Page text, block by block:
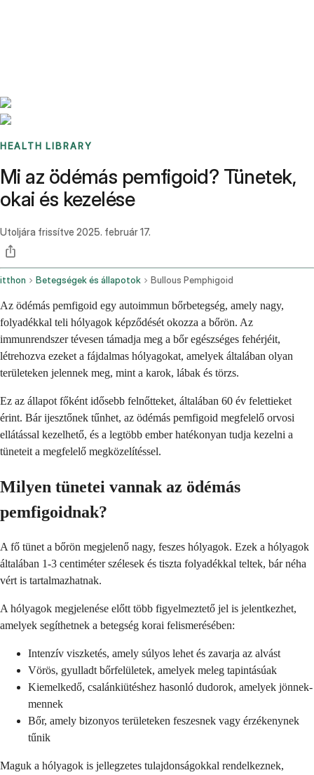
HEALTH LIBRARY
Mi az ödémás pemfigoid? Tünetek,
okai és kezelése
Utoljára frissítve 2025. február 17.
itthon Betegségek és állapotok Bullous Pemphigoid
Az ödémás pemfigoid egy autoimmun bőrbetegség, amely nagy,
folyadékkal teli hólyagok képződését okozza a bőrön. Az
immunrendszer tévesen támadja meg a bőr egészséges fehérjéit,
létrehozva ezeket a fájdalmas hólyagokat, amelyek általában olyan
területeken jelennek meg, mint a karok, lábak és törzs.
Ez az állapot főként idősebb felnőtteket, általában 60 év felettieket
érint. Bár ijesztőnek tűnhet, az ödémás pemfigoid megfelelő orvosi
ellátással kezelhető, és a legtöbb ember hatékonyan tudja kezelni a
tüneteit a megfelelő megközelítéssel.
Milyen tünetei vannak az ödémás
pemfigoidnak?
A fő tünet a bőrön megjelenő nagy, feszes hólyagok. Ezek a hólyagok
általában 1-3 centiméter szélesek és tiszta folyadékkal teltek, bár néha
vért is tartalmazhatnak.
A hólyagok megjelenése előtt több figyelmeztető jel is jelentkezhet,
amelyek segíthetnek a betegség korai felismerésében:
Intenzív viszketés, amely súlyos lehet és zavarja az alvást
Vörös, gyulladt bőrfelületek, amelyek meleg tapintásúak
Kiemelkedő, csalánkiütéshez hasonló dudorok, amelyek jönnek-
mennek
Bőr, amely bizonyos területeken feszesnek vagy érzékenynek
tűnik
Maguk a hólyagok is jellegzetes tulajdonságokkal rendelkeznek,